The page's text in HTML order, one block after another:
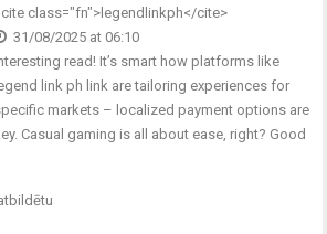
class="fn">legendlinkph</cite>
31/08/2025 at 06:10
read! It’s smart how platforms like
link ph link are tailoring experiences for
markets – localized payment options are
Casual gaming is all about ease, right? Good